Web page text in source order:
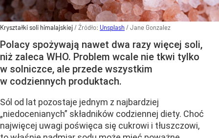
Kryształki soli himalajskiej/ Źródło: Unsplash / Jane Gonzalez
Polacy spożywają nawet dwa razy więcej soli,
niż zaleca WHO. Problem wcale nie tkwi tylko
w solniczce, ale przede wszystkim
w codziennych produktach.
Sól od lat pozostaje jednym z najbardziej
„niedocenianych” składników codziennej diety. Choć
najwięcej uwagi poświęca się cukrowi i tłuszczowi,